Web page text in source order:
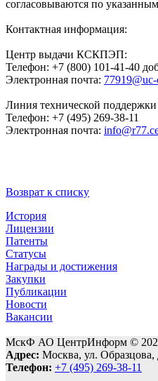
согласовываются по
Контактная информация:
Центр выдачи КСКПЭП:
Телефон: +7 (800) 101-41-40
Электронная почта:
Линия технической
Телефон: +7 (495) 269-38-11
Электронная почта:
Возврат к списку
История
Лицензии
Патенты
Статусы
Награды и достижения
Закупки
Публикации
Новости
Вакансии
МскФ АО ЦентрИнформ ©
Адрес: Москва, ул. Образцова,
Телефон: +7 (495) 269-38-11